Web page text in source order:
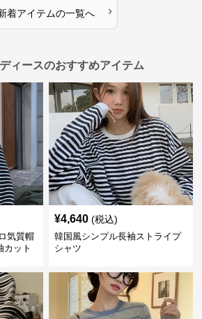
着アイテムの一覧へ ›
ィースのおすすめアイテム
気質帽
カット
¥4,640 (税込)
韓国風シンプル長袖ストライプ
シャツ